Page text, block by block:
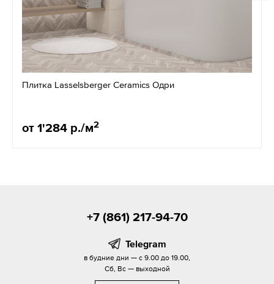
Плитка Lasselsberger Ceramics Одри
от 1'284 р./м2
+7 (861) 217-94-70
Telegram
в будние дни — с 9.00 до 19.00,
Сб, Вс — выходной